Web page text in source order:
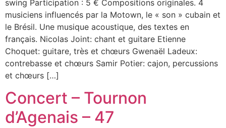
swing Participation : 5 € Compositions originales. 4
musiciens influencés par la Motown, le « son » cubain et
le Brésil. Une musique acoustique, des textes en
français. Nicolas Joint: chant et guitare Etienne
Choquet: guitare, très et chœurs Gwenaël Ladeux:
contrebasse et chœurs Samir Potier: cajon, percussions
et chœurs […]
Concert – Tournon
d’Agenais – 47